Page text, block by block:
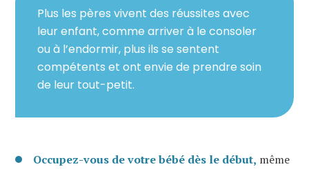
Plus les pères vivent des réussites avec
leur enfant, comme arriver à le consoler
ou à l’endormir, plus ils se sentent
compétents et ont envie de prendre soin
de leur tout-petit.
Occupez-vous de votre bébé dès le début, même